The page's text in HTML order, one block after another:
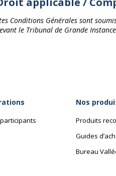
Conditions Générales sont
le Tribunal de Grande
Nos
Produits
Guides
Bureau